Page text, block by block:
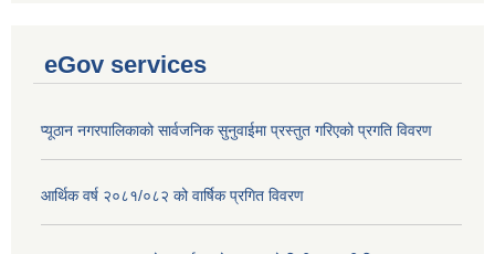
eGov services
प्यूठान नगरपालिकाको सार्वजनिक सुनुवाईमा प्रस्तुत गरिएको प्रगति विवरण
आर्थिक वर्ष २०८१/०८२ को वार्षिक प्रगित विवरण